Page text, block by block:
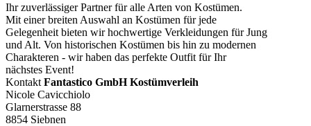
Ihr zuverlässiger Partner für alle Arten von Kostümen.
Mit einer breiten Auswahl an Kostümen für jede
Gelegenheit bieten wir hochwertige Verkleidungen für Jung
und Alt. Von historischen Kostümen bis hin zu modernen
Charakteren - wir haben das perfekte Outfit für Ihr
nächstes Event!
Kontakt Fantastico GmbH Kostümverleih
Nicole Cavicchiolo
Glarnerstrasse 88
8854 Siebnen